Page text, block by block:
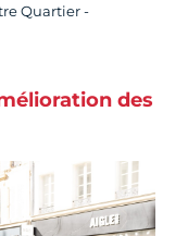
Quartier -
des